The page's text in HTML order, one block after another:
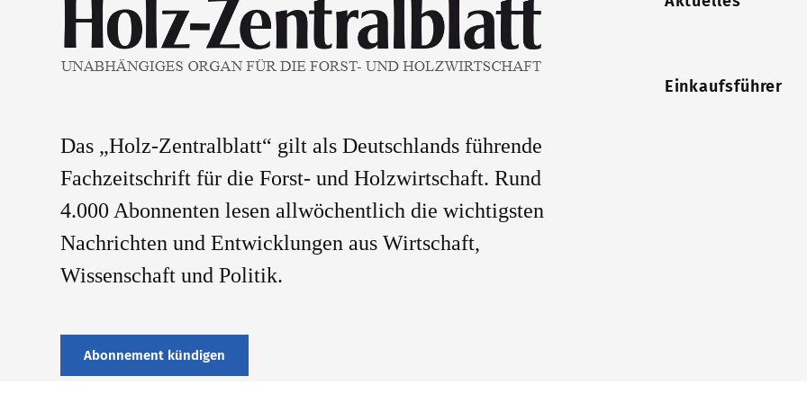
Das „Holz-Zentralblatt“ gilt als Deutschlands führende
Fachzeitschrift für die Forst- und Holzwirtschaft. Rund
4.000 Abonnenten lesen allwöchentlich die wichtigsten
Nachrichten und Entwicklungen aus Wirtschaft,
Wissenschaft und Politik.
Abonnement kündigen
Einkaufsführer